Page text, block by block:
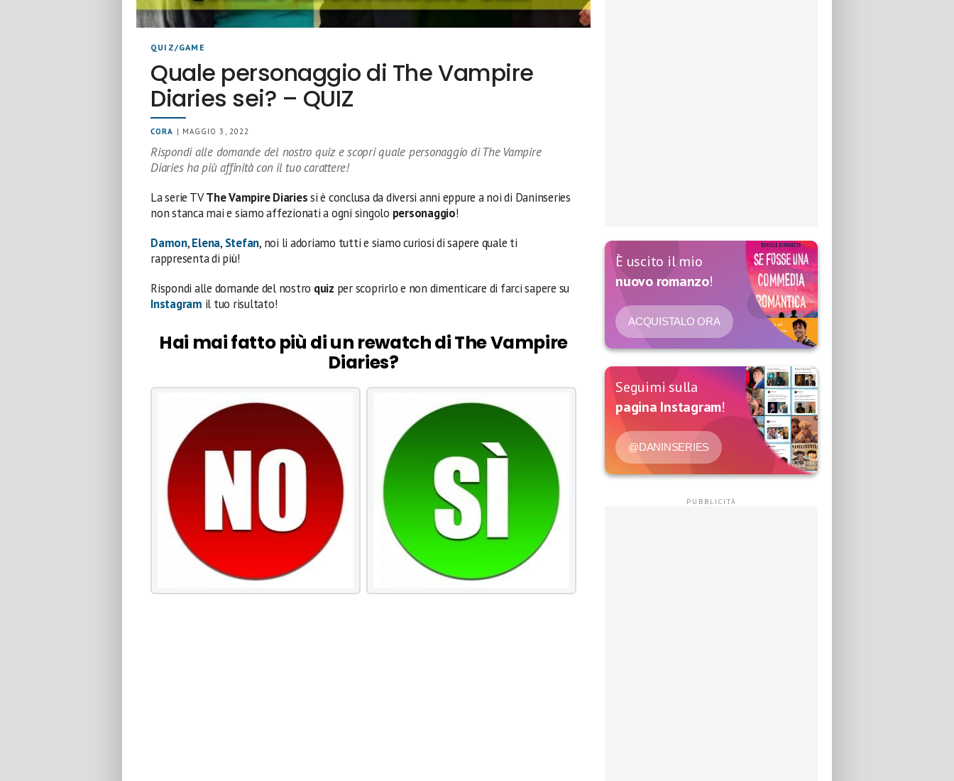
QUIZ/GAME
Quale personaggio di The Vampire
Diaries sei? – QUIZ
CORA | MAGGIO 3, 2022
Rispondi alle domande del nostro quiz e scopri quale personaggio di The Vampire
Diaries ha più affinità con il tuo carattere!
La serie TVThe Vampire Diariessi è conclusa da diversi anni eppure a noi di Daninseries
non stanca mai e siamo affezionati a ogni singolo personaggio!
Damon,Elena, Stefan, noi li adoriamo tutti e siamo curiosi di sapere quale ti
rappresenta di più!
Rispondi alle domande del nostro quiz per scoprirlo e non dimenticare di farci sapere su
Instagram il tuo risultato!
Hai mai fatto più di un rewatch di The Vampire
Diaries?
È uscito il mio
nuovo romanzo!
ACQUISTALO ORA
Seguimi sulla
pagina Instagram!
@DANINSERIES